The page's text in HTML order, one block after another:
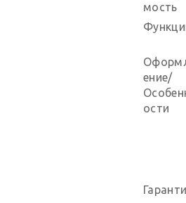
мость
ение/
ости